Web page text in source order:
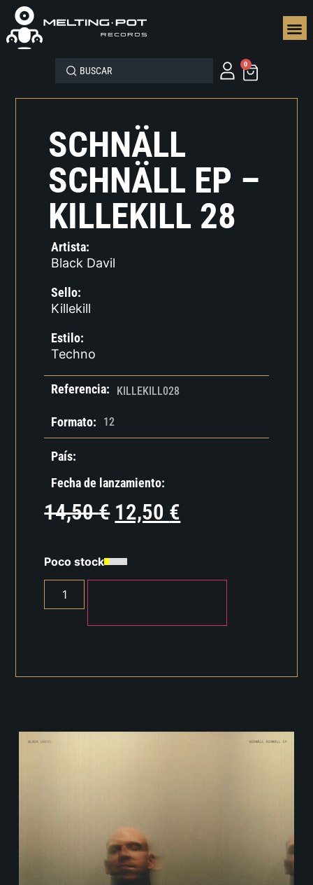
0
SCHNÄLL
SCHNÄLL EP –
KILLEKILL 28
Artista:
Black Davil
Sello:
Killekill
Estilo:
Techno
Referencia: KILLEKILL028
Formato: 12
País:
Fecha de lanzamiento:
14,50€ 12,50 €
Poco stock